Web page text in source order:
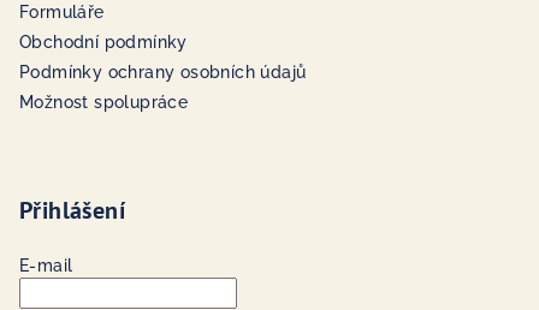
Formuláře
Obchodní podmínky
Podmínky ochrany osobních údajů
Možnost spolupráce
Přihlášení
E-mail